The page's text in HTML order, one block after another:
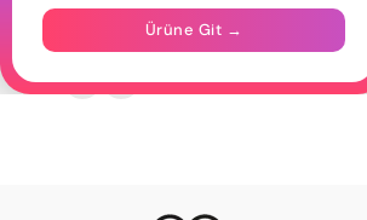
Mağazalarımız
Takipte Kal
Ürüne Git →